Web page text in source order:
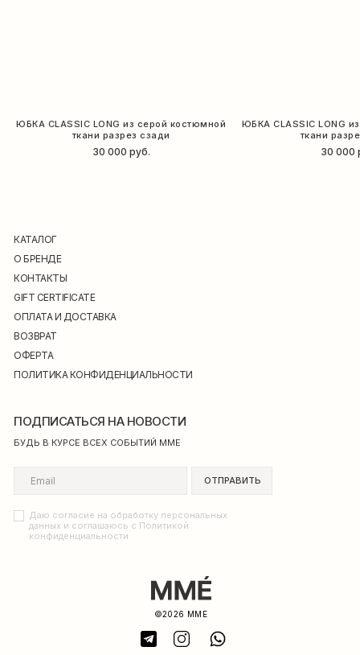
ЮБКА CLASSIC LONG из серой костюмной
ткани разрез сзади
30 000 руб.
ЮБКА CLASSIC LONG
ткани
30 000
ПОЛИТИКА КОНФИДЕНЦИАЛЬНОСТИ
ОФЕРТА
ВОЗВРАТ
ОПЛАТА И ДОСТАВКА
GIFT CERTIFICATE
©2026 MME
ПОДПИСАТЬСЯ НА НОВОСТИ
БУДЬ В КУРСЕ ВСЕХ СОБЫТИЙ ММЕ
КОНТАКТЫ
ОТПРАВИТЬ
О БРЕНДЕ
КАТАЛОГ
Даю согласие на обработку персональных
данных и соглашаюсь с Политикой
конфиденциальности